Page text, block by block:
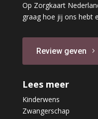
Op Zorgkaart
graag hoe jij ons hebt
Review geven
Lees meer
Kinderwens
Zwangerschap